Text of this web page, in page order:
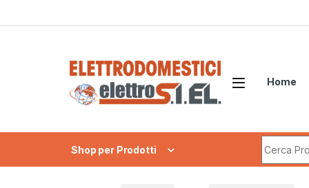
Home
Shop per Prodotti